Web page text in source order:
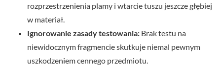
rozprzestrzenienia plamy i wtarcie tuszu jeszcze głębiej
w materiał.
Ignorowanie zasady testowania: Brak testu na
niewidocznym fragmencie skutkuje niemal pewnym
uszkodzeniem cennego przedmiotu.